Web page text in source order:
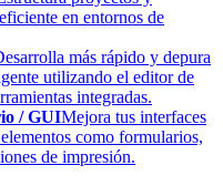
en entornos de
más rápido y depura
utilizando el editor de
integradas.
/ GUIMejora tus interfaces
como formularios,
de impresión.